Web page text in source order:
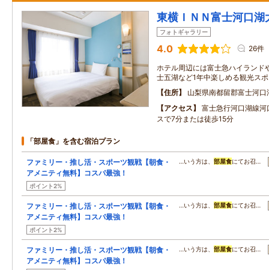
東横ＩＮＮ富士河口湖
フォトギャラリー
4.0 26件
ホテル周辺には富士急ハイランド
士五湖など1年中楽しめる観光ス
住所
山梨県南都留郡富士河
アクセス
富士急行河口湖線
スで7分または徒歩15分
「部屋食」を含む宿泊プラン
ファミリー・推し活・スポーツ観戦【朝食・
アメニティ無料】コスパ最強！
ポイント2%
…いう方は、 部屋食にてお召…
ファミリー・推し活・スポーツ観戦【朝食・
アメニティ無料】コスパ最強！
ポイント2%
…いう方は、 部屋食にてお召…
ファミリー・推し活・スポーツ観戦【朝食・
アメニティ無料】コスパ最強！
…いう方は、 部屋食にてお召…